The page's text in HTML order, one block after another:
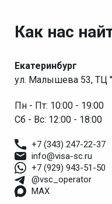
Как нас
Екатеринбург
ул. Малышева 53, ТЦ
Пн - Пт: 10:00 - 19:00
Сб - Вс: 12:00 - 18:00
+7 (343) 247-22-37
info@visa-sc.ru
+7 (929) 943-51-50
@vsc_operator
MAX